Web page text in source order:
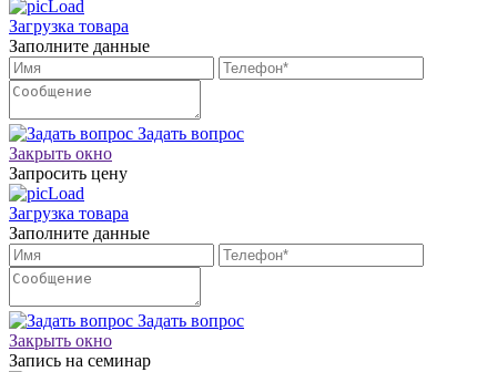
Загрузка товара
Заполните данные
Задать вопрос
Закрыть окно
Запросить цену
Загрузка товара
Заполните данные
Задать вопрос
Закрыть окно
Запись на семинар